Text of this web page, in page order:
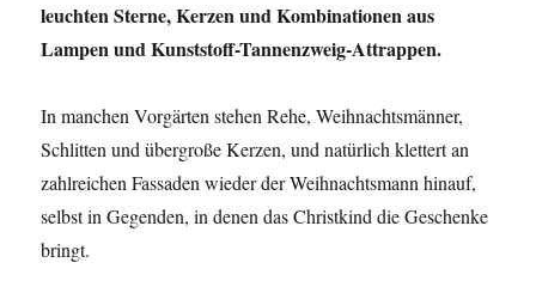
leuchten Sterne, Kerzen und Kombinationen aus
Lampen und Kunststoff-Tannenzweig-Attrappen.
In manchen Vorgärten stehen Rehe, Weihnachtsmänner,
Schlitten und übergroße Kerzen, und natürlich klettert an
zahlreichen Fassaden wieder der Weihnachtsmann hinauf,
selbst in Gegenden, in denen das Christkind die Geschenke
bringt.